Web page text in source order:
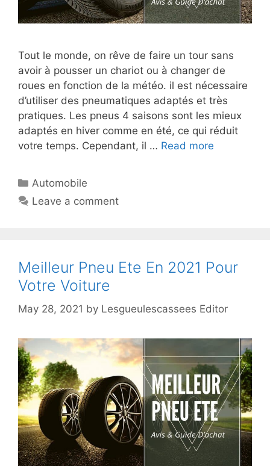
Tout le monde, on rêve de faire un tour sans
avoir à pousser un chariot ou à changer de
roues en fonction de la météo. il est nécessaire
d’utiliser des pneumatiques adaptés et très
pratiques. Les pneus 4 saisons sont les mieux
adaptés en hiver comme en été, ce qui réduit
votre temps. Cependant, il … Read more
Automobile
Leave a comment
Meilleur Pneu Ete En 2021 Pour
Votre Voiture
May 28, 2021 by Lesgueulescassees Editor